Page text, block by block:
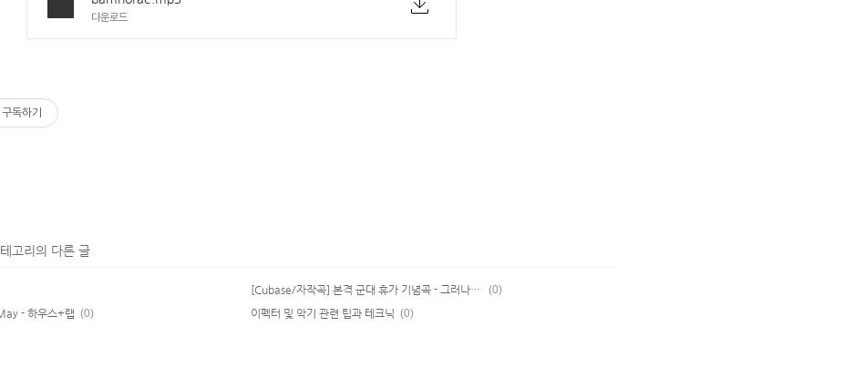
다운로드
구독하기
고리의 다른 글
[Cubase/자작곡] 본격 군대 휴가 기념곡 - 그러나새싹들은언젠가
(0)
- 하우스+랩 (0) 이펙터 및 악기 관련 팁과 테크닉 (0)